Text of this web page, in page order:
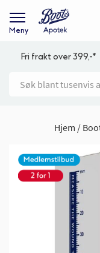
Meny
Fri frakt over 399,-*
Hjem
slutten